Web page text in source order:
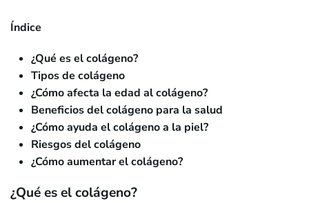
Índice
¿Qué es el colágeno?
Tipos de colágeno
¿Cómo afecta la edad al colágeno?
Beneficios del colágeno para la salud
¿Cómo ayuda el colágeno a la piel?
Riesgos del colágeno
¿Cómo aumentar el colágeno?
¿Qué es el colágeno?